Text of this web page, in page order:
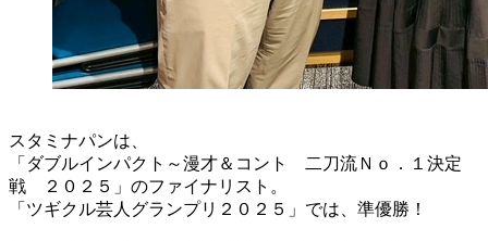
スタミナパンは、
「ダブルインパクト～漫才＆コント 二刀流Ｎｏ．１決定
戦 ２０２５」のファイナリスト。
「ツギクル芸人グランプリ２０２５」では、準優勝！